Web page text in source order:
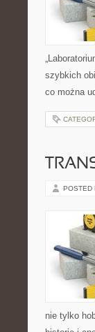
szybkich
co można
POSTED
nie tylko